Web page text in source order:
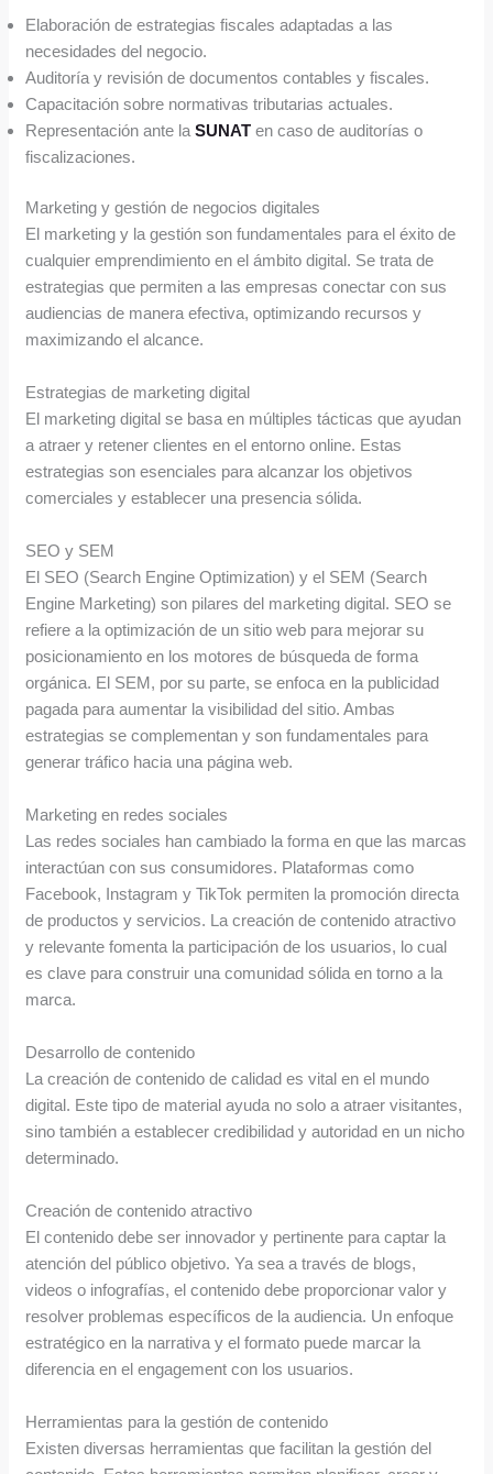
Elaboración de estrategias fiscales adaptadas a las
necesidades del negocio.
Auditoría y revisión de documentos contables y fiscales.
Capacitación sobre normativas tributarias actuales.
Representación ante laSUNAT en caso de auditorías o
fiscalizaciones.
Marketing y gestión de negocios digitales
El marketing y la gestión son fundamentales para el éxito de
cualquier emprendimiento en el ámbito digital. Se trata de
estrategias que permiten a las empresas conectar con sus
audiencias de manera efectiva, optimizando recursos y
maximizando el alcance.
Estrategias de marketing digital
El marketing digital se basa en múltiples tácticas que ayudan
a atraer y retener clientes en el entorno online. Estas
estrategias son esenciales para alcanzar los objetivos
comerciales y establecer una presencia sólida.
SEO y SEM
El SEO (Search Engine Optimization) y el SEM (Search
Engine Marketing) son pilares del marketing digital. SEO se
refiere a la optimización de un sitio web para mejorar su
posicionamiento en los motores de búsqueda de forma
orgánica. El SEM, por su parte, se enfoca en la publicidad
pagada para aumentar la visibilidad del sitio. Ambas
estrategias se complementan y son fundamentales para
generar tráfico hacia una página web.
Marketing en redes sociales
Las redes sociales han cambiado la forma en que las marcas
interactúan con sus consumidores. Plataformas como
Facebook, Instagram y TikTok permiten la promoción directa
de productos y servicios. La creación de contenido atractivo
y relevante fomenta la participación de los usuarios, lo cual
es clave para construir una comunidad sólida en torno a la
marca.
Desarrollo de contenido
La creación de contenido de calidad es vital en el mundo
digital. Este tipo de material ayuda no solo a atraer visitantes,
sino también a establecer credibilidad y autoridad en un nicho
determinado.
Creación de contenido atractivo
El contenido debe ser innovador y pertinente para captar la
atención del público objetivo. Ya sea a través de blogs,
videos o infografías, el contenido debe proporcionar valor y
resolver problemas específicos de la audiencia. Un enfoque
estratégico en la narrativa y el formato puede marcar la
diferencia en el engagement con los usuarios.
Herramientas para la gestión de contenido
Existen diversas herramientas que facilitan la gestión del